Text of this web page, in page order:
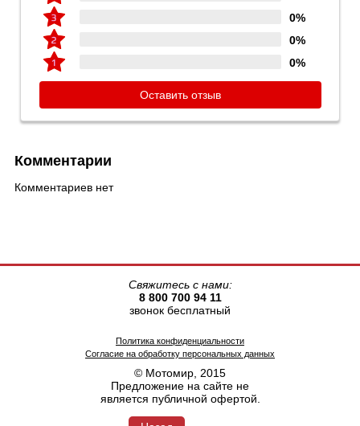
0%
0%
0%
Оставить отзыв
Комментарии
Комментариев нет
© Мотомир, 2015
Предложение на сайте не
является публичной офертой.
Политика конфиденциальности
Согласие на обработку персональных данных
Свяжитесь с нами:
8 800 700 94 11
звонок бесплатный